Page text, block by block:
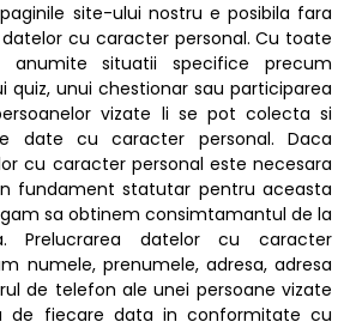
paginile site-ului nostru e posibila fara
cu caracter personal. Cu toate
anumite situatii specifice precum
quiz, unui chestionar sau participarea
vizate li se pot colecta si
date cu caracter personal. Daca
cu caracter personal este necesara
fundament statutar pentru aceasta
sa obtinem consimtamantul de la
Prelucrarea datelor cu caracter
numele, prenumele, adresa, adresa
de telefon ale unei persoane vizate
de fiecare data in conformitate cu